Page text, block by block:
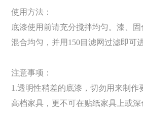
使用方法：
底漆使用前请充分搅拌均匀。漆、
混合均匀，并用150目滤网过滤即可
注意事项：
1.透明性稍差的底漆，切勿用来制作
高档家具，更不可在贴纸家具上或